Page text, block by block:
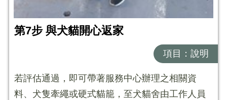
第7步 與犬貓開心返家
項目：說明
若評估通過，即可帶著服務中心辦理之相關資
料、犬隻牽繩或硬式貓籠，至犬貓舍由工作人員